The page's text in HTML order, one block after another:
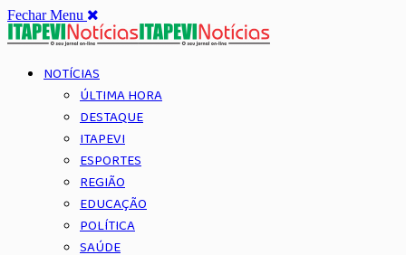
Fechar Menu
NOTÍCIAS
ÚLTIMA HORA
DESTAQUE
ITAPEVI
ESPORTES
REGIÃO
EDUCAÇÃO
POLÍTICA
SAÚDE